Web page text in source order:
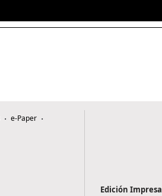
e-Paper
Edición Impresa